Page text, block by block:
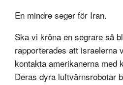
En mindre seger för Iran.
Ska vi kröna en segrare så
rapporterades att israelerna
kontakta amerikanerna med
Deras dyra luftvärnsrobotar